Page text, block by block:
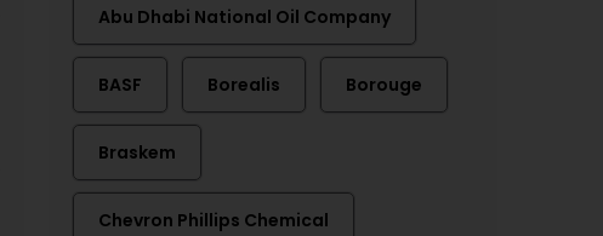
Abu Dhabi National Oil Company
BASF Borealis Borouge
Braskem
Chevron Phillips Chemical